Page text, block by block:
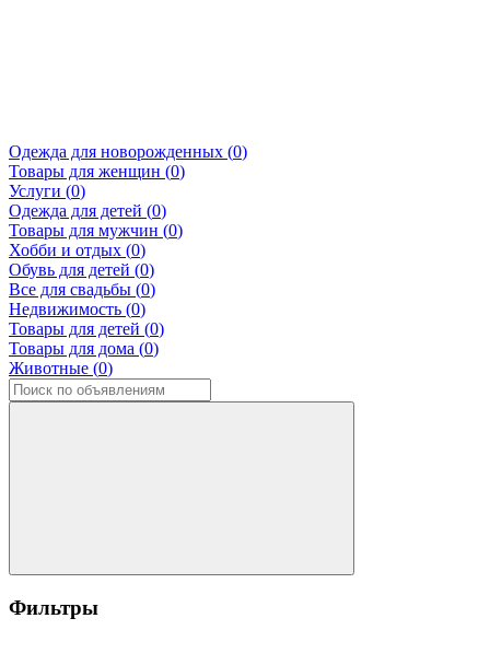
Одежда для новорожденных (0)
Товары для женщин (0)
Услуги (0)
Одежда для детей (0)
Товары для мужчин (0)
Хобби и отдых (0)
Обувь для детей (0)
Все для свадьбы (0)
Недвижимость (0)
Товары для детей (0)
Товары для дома (0)
Животные (0)
Фильтры